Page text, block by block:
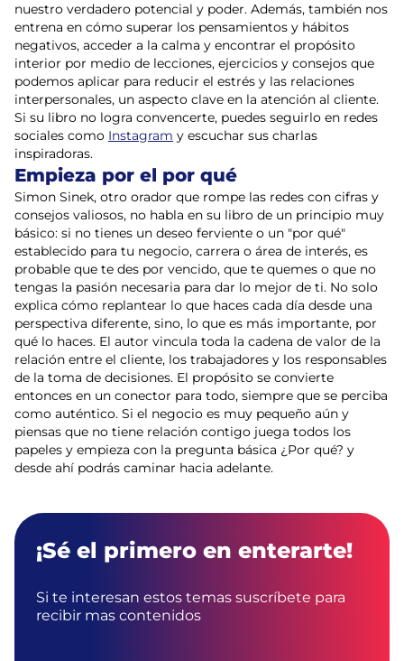
nuestro verdadero potencial y poder. Además, también nos
entrena en cómo superar los pensamientos y hábitos
negativos, acceder a la calma y encontrar el propósito
interior por medio de lecciones, ejercicios y consejos que
podemos aplicar para reducir el estrés y las relaciones
interpersonales, un aspecto clave en la atención al cliente.
Si su libro no logra convencerte, puedes seguirlo en redes
sociales como Instagram y escuchar sus charlas
inspiradoras.
Empieza por el por qué
Simon Sinek, otro orador que rompe las redes con cifras y
consejos valiosos, no habla en su libro de un principio muy
básico: si no tienes un deseo ferviente o un "por qué"
establecido para tu negocio, carrera o área de interés, es
probable que te des por vencido, que te quemes o que no
tengas la pasión necesaria para dar lo mejor de ti. No solo
explica cómo replantear lo que haces cada día desde una
perspectiva diferente, sino, lo que es más importante, por
qué lo haces. El autor vincula toda la cadena de valor de la
relación entre el cliente, los trabajadores y los responsables
de la toma de decisiones. El propósito se convierte
entonces en un conector para todo, siempre que se perciba
como auténtico. Si el negocio es muy pequeño aún y
piensas que no tiene relación contigo juega todos los
papeles y empieza con la pregunta básica ¿Por qué? y
desde ahí podrás caminar hacia adelante.
¡Sé el primero en enterarte!
Si te interesan estos temas suscríbete para
recibir mas contenidos